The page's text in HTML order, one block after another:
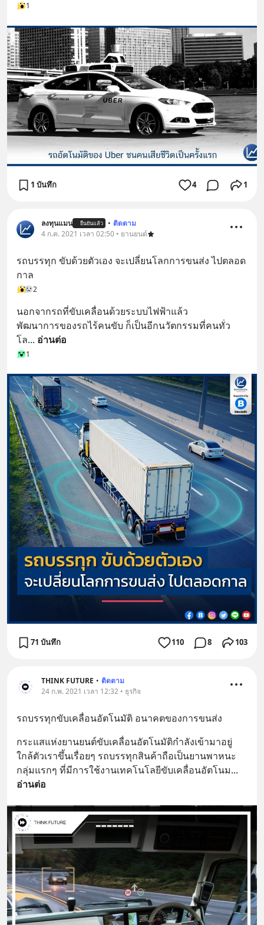
1
1 บันทึก 4 1
ลงทุนแมน ยืนยันแล้ว • ติดตาม
4 ก.ค. 2021 เวลา 02:50 • ยานยนต์
รถบรรทุก ขับด้วยตัวเอง จะเปลี่ยนโลกการขนส่ง ไปตลอด
กาล
2
นอกจากรถที่ขับเคลื่อนด้วยระบบไฟฟ้าแล้ว
พัฒนาการของรถไร้คนขับ ก็เป็นอีกนวัตกรรมที่คนทั่ว
โล... อ่านต่อ
1
71 บันทึก 110 8 103
THINK FUTURE • ติดตาม
24 ก.พ. 2021 เวลา 12:32 • ธุรกิจ
รถบรรทุกขับเคลื่อนอัตโนมัติ อนาคตของการขนส่ง
กระแสแห่งยานยนต์ขับเคลื่อนอัตโนมัติกำลังเข้ามาอยู่
ใกล้ตัวเราขึ้นเรื่อยๆ รถบรรทุกสินค้าถือเป็นยานพาหนะ
กลุ่มแรกๆ ที่มีการใช้งานเทคโนโลยีขับเคลื่อนอัตโนม
อ่านต่อ